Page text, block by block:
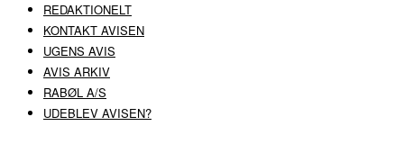
REDAKTIONELT
KONTAKT AVISEN
UGENS AVIS
AVIS ARKIV
RABØL A/S
UDEBLEV AVISEN?